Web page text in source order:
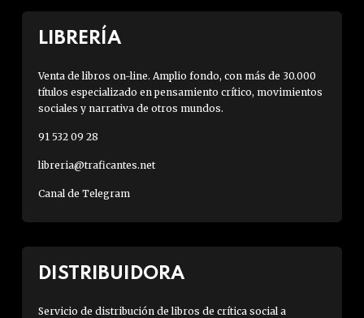
LIBRERÍA
Venta de libros on-line. Amplio fondo, con más de 30.000
títulos especializado en pensamiento crítico, movimientos
sociales y narrativa de otros mundos.
91 532 09 28
libreria@traficantes.net
Canal de Telegram
DISTRIBUIDORA
Servicio de distribución de libros de crítica social a